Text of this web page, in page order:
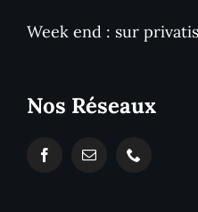
Week end : sur
Nos Réseaux